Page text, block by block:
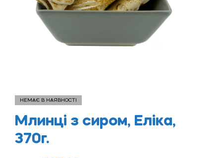
НЕМАЄ В НАЯВНОСТІ
Млинці з сиром, Еліка,
370г.